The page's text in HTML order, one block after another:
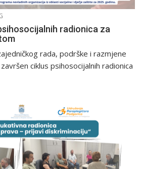
radionica za
rada, podrške i razmjene
ciklus psihosocijalnih radionica